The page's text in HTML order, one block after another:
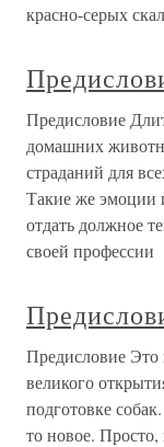
красно-серых
Предисловие
домашних
страданий для
Такие же эмоции
отдать должное
своей профессии
Предисловие Это
великого
подготовке
то новое.